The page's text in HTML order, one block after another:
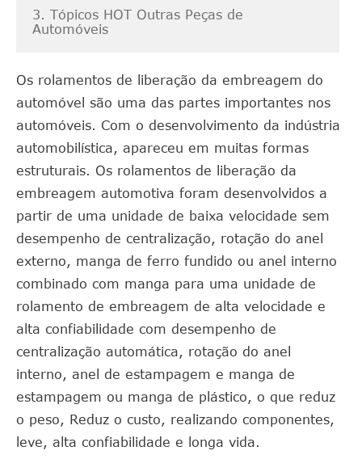
3. Tópicos HOT Outras Peças de
Automóveis
Os rolamentos de liberação da embreagem do
automóvel são uma das partes importantes nos
automóveis. Com o desenvolvimento da indústria
automobilística, apareceu em muitas formas
estruturais. Os rolamentos de liberação da
embreagem automotiva foram desenvolvidos a
partir de uma unidade de baixa velocidade sem
desempenho de centralização, rotação do anel
externo, manga de ferro fundido ou anel interno
combinado com manga para uma unidade de
rolamento de embreagem de alta velocidade e
alta confiabilidade com desempenho de
centralização automática, rotação do anel
interno, anel de estampagem e manga de
estampagem ou manga de plástico, o que reduz
o peso, Reduz o custo, realizando componentes,
leve, alta confiabilidade e longa vida.